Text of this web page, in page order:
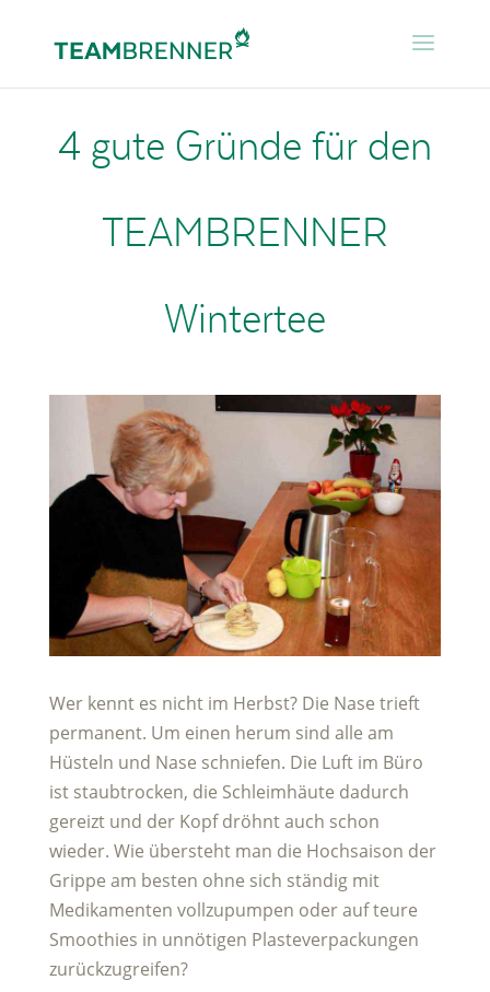
4 gute Gründe für den
TEAMBRENNER
Wintertee
Wer kennt es nicht im Herbst? Die Nase trieft
permanent. Um einen herum sind alle am
Hüsteln und Nase schniefen. Die Luft im Büro
ist staubtrocken, die Schleimhäute dadurch
gereizt und der Kopf dröhnt auch schon
wieder. Wie übersteht man die Hochsaison der
Grippe am besten ohne sich ständig mit
Medikamenten vollzupumpen oder auf teure
Smoothies in unnötigen Plasteverpackungen
zurückzugreifen?